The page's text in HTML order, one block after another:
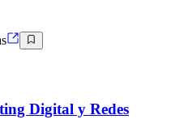
Digital y Redes